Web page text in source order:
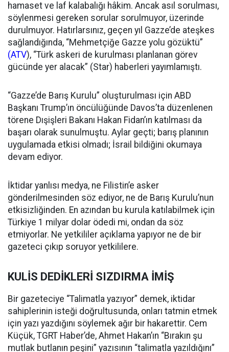
hamaset ve laf kalabalığı hâkim. Ancak asıl sorulması,
söylenmesi gereken sorular sorulmuyor, üzerinde
durulmuyor. Hatırlarsınız, geçen yıl Gazze’de ateşkes
sağlandığında, “Mehmetçiğe Gazze yolu gözüktü”
(ATV), “Türk askeri de kurulması planlanan görev
gücünde yer alacak” (Star) haberleri yayımlamıştı.
“Gazze’de Barış Kurulu” oluşturulması için ABD
Başkanı Trump’ın öncülüğünde Davos’ta düzenlenen
törene Dışişleri Bakanı Hakan Fidan’ın katılması da
başarı olarak sunulmuştu. Aylar geçti; barış planının
uygulamada etkisi olmadı; İsrail bildiğini okumaya
devam ediyor.
İktidar yanlısı medya, ne Filistin’e asker
gönderilmesinden söz ediyor, ne de Barış Kurulu’nun
etkisizliğinden. En azından bu kurula katılabilmek için
Türkiye 1 milyar dolar ödedi mi, ondan da söz
etmiyorlar. Ne yetkililer açıklama yapıyor ne de bir
gazeteci çıkıp soruyor yetkililere.
KULİS DEDİKLERİ SIZDIRMA İMİŞ
Bir gazeteciye “Talimatla yazıyor” demek, iktidar
sahiplerinin isteği doğrultusunda, onları tatmin etmek
için yazı yazdığını söylemek ağır bir hakarettir. Cem
Küçük, TGRT Haber’de, Ahmet Hakan’ın “Bırakın şu
mutlak butlanın peşini” yazısının “talimatla yazıldığını”